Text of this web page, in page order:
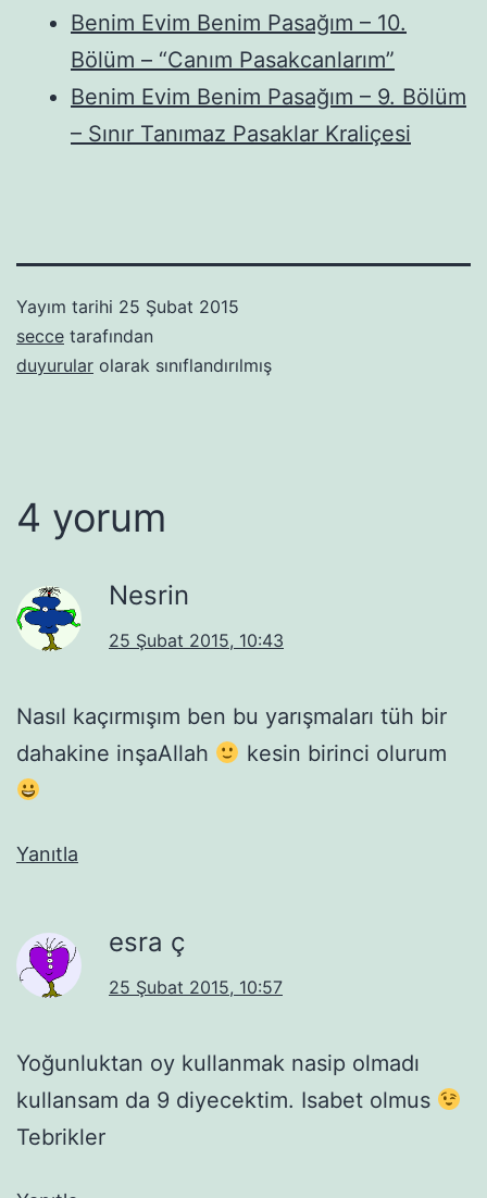
Benim Evim Benim Pasağım – 10.
Bölüm – “Canım Pasakcanlarım”
Benim Evim Benim Pasağım – 9. Bölüm
– Sınır Tanımaz Pasaklar Kraliçesi
Yayım tarihi 25 Şubat 2015
secce tarafından
duyurular olarak sınıflandırılmış
4 yorum
Nesrin
25 Şubat 2015, 10:43
Nasıl kaçırmışım ben bu yarışmaları tüh bir
dahakine inşaAllah
kesin birinci olurum
Yanıtla
esra ç
25 Şubat 2015, 10:57
Yoğunluktan oy kullanmak nasip olmadı
kullansam da 9 diyecektim. Isabet olmus
Tebrikler